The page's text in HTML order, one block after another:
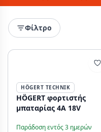
Φίλτρο
HÖGERT TECHNIK
HÖGERT φορτιστής
μπαταρίας 4A 18V
Παράδοση εντός 3 ημερών